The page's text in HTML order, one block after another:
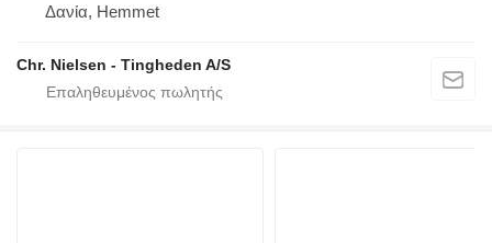
Δανία, Hemmet
Chr. Nielsen - Tingheden A/S